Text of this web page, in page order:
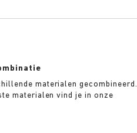
materialen gecombineerd.
materialen vind je in onze